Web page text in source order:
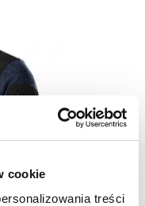
cookie
treści